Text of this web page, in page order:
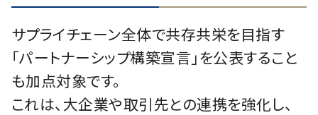
サプライチェーン全体で共存共栄を目指す
「パートナーシップ構築宣言」を公表すること
も加点対象です。
これは、大企業や取引先との連携を強化し、